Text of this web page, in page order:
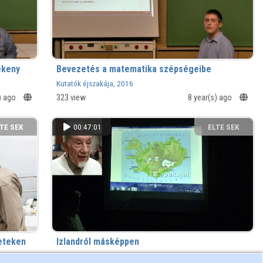
ago
Bevezetés a matematika szépségeibe
Kutatók éjszakája, 2016
323 view 8 year(s) ago
SEK
00:47:01
ELTE SEK
Izlandról másképpen
Kutatók éjszakája, 2016